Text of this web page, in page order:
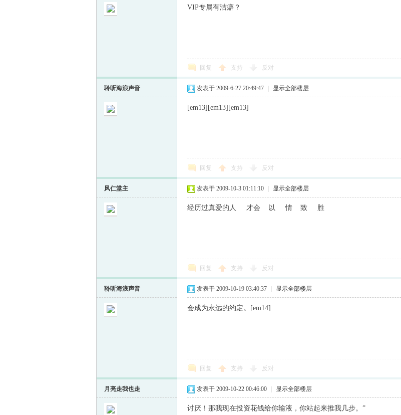
VIP专属有洁癖？
回复 支持 反对
聆听海浪声音 发表于 2009-6-27 20:49:47 显示全部楼层
[em13][em13][em13]
回复 支持 反对
风仁堂主 发表于 2009-10-3 01:11:10 显示全部楼层
经历过真爱的人 才会 以 情 致 胜
回复 支持 反对
聆听海浪声音 发表于 2009-10-19 03:40:37 显示全部楼层
会成为永远的约定。[em14]
回复 支持 反对
月亮走我也走 发表于 2009-10-22 00:46:00 显示全部楼层
讨厌！那我现在投资花钱给你输液，你站起来推我几步。”